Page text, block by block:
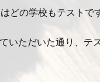
どの学校もテストで
いただいた通り、テ